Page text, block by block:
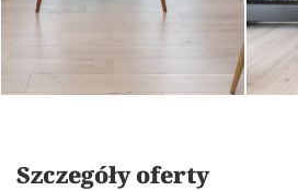
Szczegóły oferty